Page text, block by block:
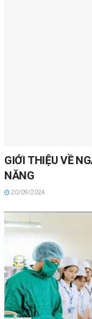
GIỚI THIỆU VỀ
NĂNG
20/09/2024